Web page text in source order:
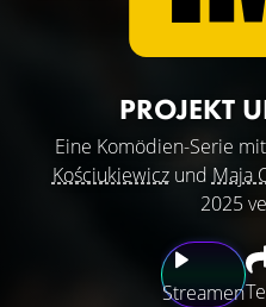
PROJEKT
Eine Komödien-Serie mit
Kościukiewiczund Maja
2025
Streamen